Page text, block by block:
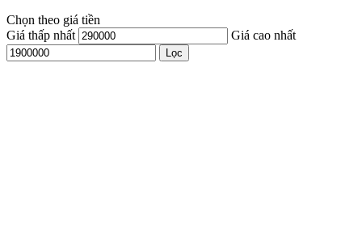
Chọn theo giá tiền
Giá thấp nhất
Giá cao nhất
Lọc